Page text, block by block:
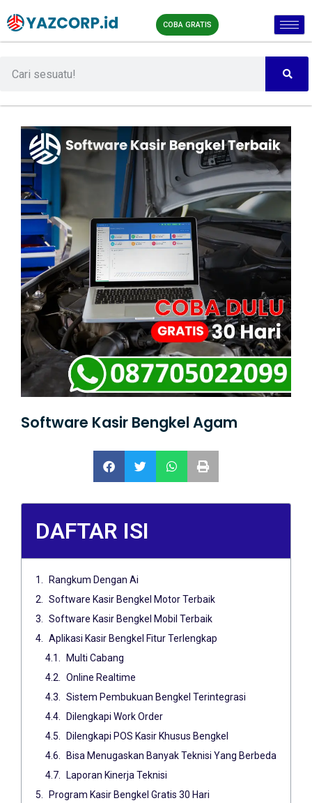
COBA GRATIS
Software Kasir Bengkel Agam
DAFTAR ISI
Rangkum Dengan Ai
Software Kasir Bengkel Motor Terbaik
Software Kasir Bengkel Mobil Terbaik
Aplikasi Kasir Bengkel Fitur Terlengkap
Multi Cabang
Online Realtime
Sistem Pembukuan Bengkel Terintegrasi
Dilengkapi Work Order
Dilengkapi POS Kasir Khusus Bengkel
Bisa Menugaskan Banyak Teknisi Yang Berbeda
Laporan Kinerja Teknisi
Program Kasir Bengkel Gratis 30 Hari